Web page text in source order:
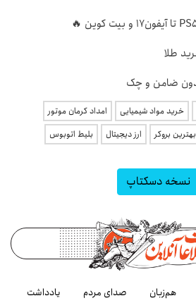
خرید مواد شیمیایی
امداد کرمان موتور
بهترین بروکر ارز دیجیتال بلیط اتوبوس
نسخه دسکتاپ
هم‌زبان صدای مردم یادداشت